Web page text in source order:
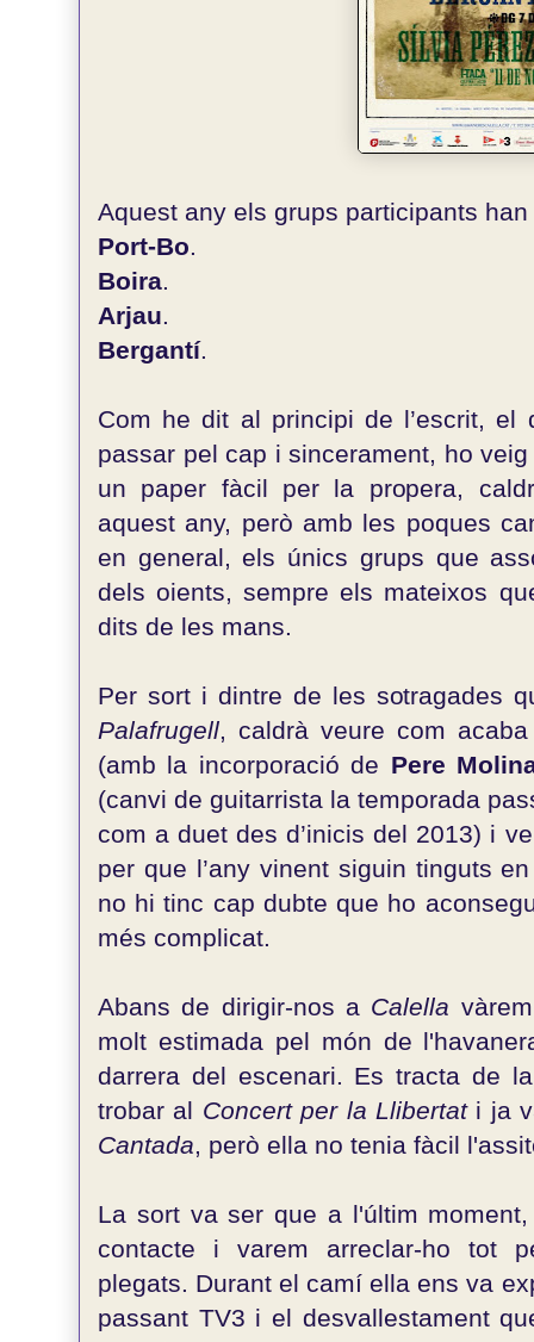
Aquest any els grups participants
Port-Bo.
Boira.
Arjau.
Bergantí.
Com he dit al principi de l’escrit,
passar pel cap i sincerament, ho
un paper fàcil per la propera,
aquest any, però amb les poques
en general, els únics grups que
dels oients, sempre els mateixos
dits de les mans.
Per sort i dintre de les sotragades
Palafrugell, caldrà veure com
(amb la incorporació de Pere
(canvi de guitarrista la temporada
com a duet des d’inicis del 2013) i
per que l’any vinent siguin tinguts
no hi tinc cap dubte que ho
més complicat.
Abans de dirigir-nos a Calella
molt estimada pel món de
darrera del escenari. Es tracta de la
trobar al Concert per la Llibertati ja
Cantada, però ella no tenia fàcil
La sort va ser que a l'últim
contacte i varem arreclar-ho tot
plegats. Durant el camí ella ens va
passant TV3 i el desvallestament